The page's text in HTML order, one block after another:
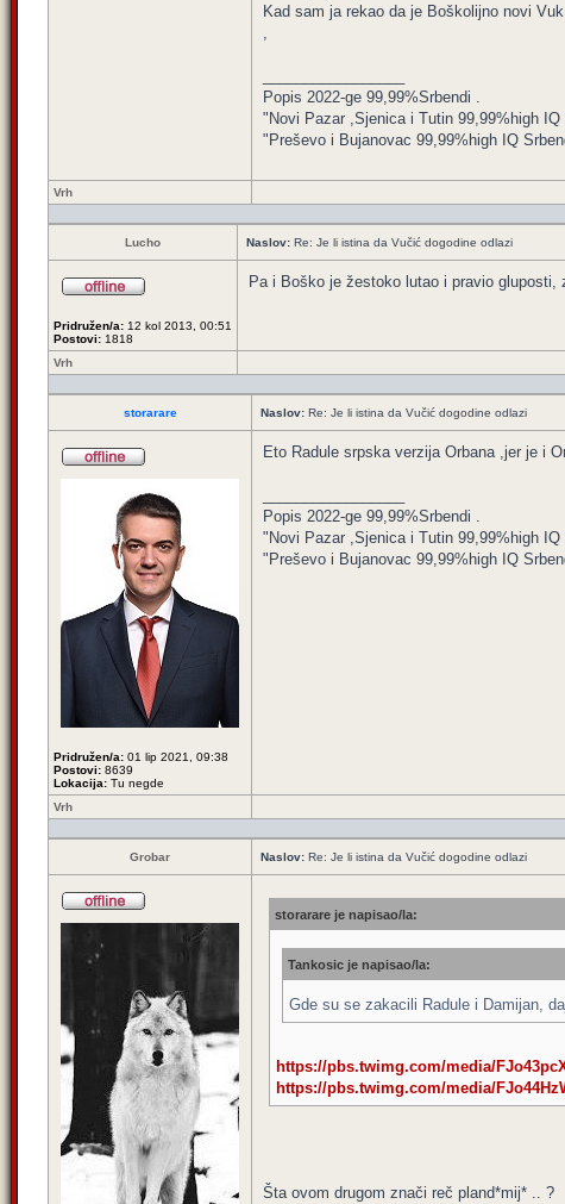
Kad sam ja rekao da je Boškolijno novi
,
Popis 2022-ge 99,99%Srbendi .
"Novi Pazar ,Sjenica i Tutin 99,99%high
"Preševo i Bujanovac 99,99%high IQ
Vrh
Lucho Naslov: Re: Je li istina da Vučić dogodine odlazi
Pridružen/a: 12 kol 2013, 00:51
Postovi: 1818
Pa i Boško je žestoko lutao i pravio
Vrh
storarare Naslov: Re: Je li istina da Vučić dogodine odlazi
Pridružen/a: 01 lip 2021, 09:38
Postovi: 8639
Lokacija: Tu negde
Eto Radule srpska verzija Orbana ,jer je i
Popis 2022-ge 99,99%Srbendi .
"Novi Pazar ,Sjenica i Tutin 99,99%high
"Preševo i Bujanovac 99,99%high IQ
Vrh
Grobar Naslov: Re: Je li istina da Vučić dogodine odlazi
storarare je napisao/la:
Tankosic je napisao/la:
Gde su se zakacili Radule i Damijan,
https://pbs.twimg.com/media/
https://pbs.twimg.com/media/
Šta ovom drugom znači reč pland*mij* .. ?